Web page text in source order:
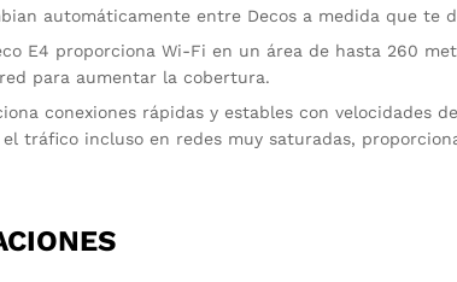
automáticamente entre Decos a medida que te
E4 proporciona Wi-Fi en un área de hasta 260
para aumentar la cobertura.
conexiones rápidas y estables con velocidades
tráfico incluso en redes muy saturadas,